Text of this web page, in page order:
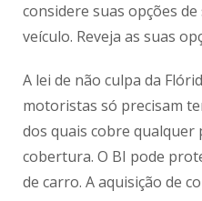
considere suas opções
veículo. Reveja as suas
A lei de não culpa da
motoristas só precisam
dos quais cobre qualquer
cobertura. O BI pode
de carro. A aquisição de